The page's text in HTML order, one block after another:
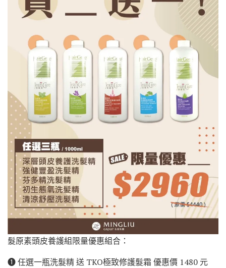
髮原素頭皮養護組限量優惠組合：
➊ 任選一瓶洗髮精 送 TKO極致修護髮霜 優惠價 1480 元